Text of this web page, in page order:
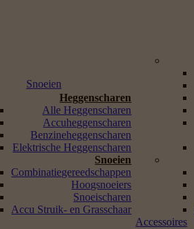
Snoeien
Heggenscharen
Alle Heggenscharen
Accuheggenscharen
Benzineheggenscharen
Elektrische Heggenscharen
Snoeien
Combinatiegereedschappen
Hoogsnoeiers
Snoeischaren
Accu Struik- en Grasschaar
Accessoires